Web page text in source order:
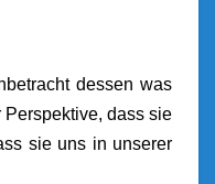
dessen was
dass sie
sie uns in unserer